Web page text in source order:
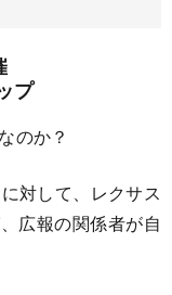
プ
のか？
対して、レクサス
広報の関係者が自